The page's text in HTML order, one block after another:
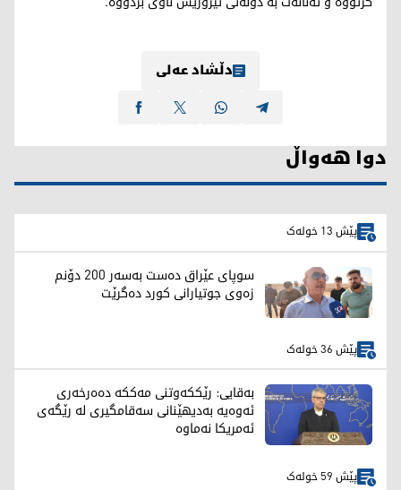
دڵشاد عەلی
دوا هەواڵ
پێش 13 خولەک
سوپای عێراق دەست بەسەر 200 دۆنم
زەوی جوتیارانی کورد دەگرێت
پێش 36 خولەک
بەقایی: رێککەوتنی مەککە دەەرخەری
ئەوەیە بەدیهێنانی سەقامگیری لە رێگەی
ئەمریکا نەماوە
پێش 59 خولەک